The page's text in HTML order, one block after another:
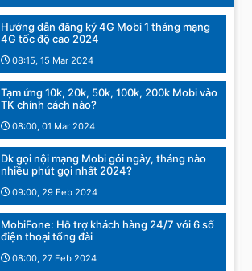
Hướng dẫn đăng ký 4G Mobi 1 tháng mạng
4G tốc độ cao 2024
08:15, 15 Mar 2024
Tạm ứng 10k, 20k, 50k, 100k, 200k Mobi vào
TK chính cách nào?
08:00, 01 Mar 2024
Dk gọi nội mạng Mobi gói ngày, tháng nào
nhiều phút gọi nhất 2024?
09:00, 29 Feb 2024
MobiFone: Hỗ trợ khách hàng 24/7 với 6 số
điện thoại tổng đài
08:00, 27 Feb 2024